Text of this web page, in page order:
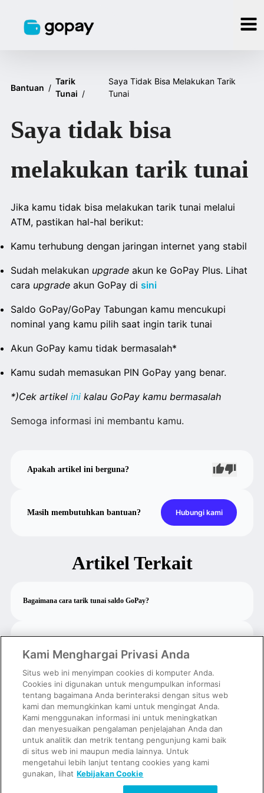
Bantuan /
Tarik
Tunai /
Saya Tidak Bisa Melakukan Tarik
Tunai
Saya tidak bisa
melakukan tarik tunai
Jika kamu tidak bisa melakukan tarik tunai melalui
ATM, pastikan hal-hal berikut:
Kamu terhubung dengan jaringan internet yang stabil
Sudah melakukan upgrade akun ke GoPay Plus. Lihat
cara upgradeakun GoPay di sini
Saldo GoPay/GoPay Tabungankamu mencukupi
nominal yang kamu pilih saat ingin tarik tunai
Akun GoPay kamu tidak bermasalah*
Kamu sudah memasukan PIN GoPay yang benar.
*)Cek artikel inikalau GoPay kamu bermasalah
Semoga informasi ini membantu kamu.
Apakah artikel ini berguna?
Masih membutuhkan bantuan? Hubungi kami
Artikel Terkait
Bagaimana cara tarik tunai saldo GoPay?
Saya tidak dapat kode transaksi tarik tunai
Apa itu fitur tarik tunai?
Apa yang harus saya lakukan jika terlalu sering memverifikasi bank?
Kami Menghargai Privasi Anda
Situs web ini menyimpan cookies di komputer Anda.
Cookies ini digunakan untuk mengumpulkan informasi
tentang bagaimana Anda berinteraksi dengan situs web
kami dan memungkinkan kami untuk mengingat Anda.
Kami menggunakan informasi ini untuk meningkatkan
dan menyesuaikan pengalaman penjelajahan Anda dan
untuk analitik dan metrik tentang pengunjung kami baik
di situs web ini maupun media lainnya. Untuk
mengetahui lebih lanjut tentang cookies yang kami
gunakan, lihat Kebijakan Cookie